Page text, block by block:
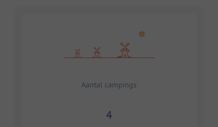
Aantal campings
4